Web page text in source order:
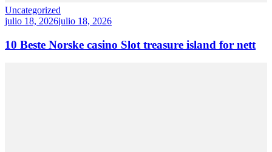
Uncategorized
julio 18, 2026julio 18, 2026
10 Beste Norske casino Slot treasure island for nett